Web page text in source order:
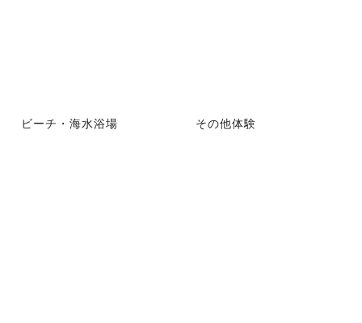
ビーチ・海水浴場 その他体験